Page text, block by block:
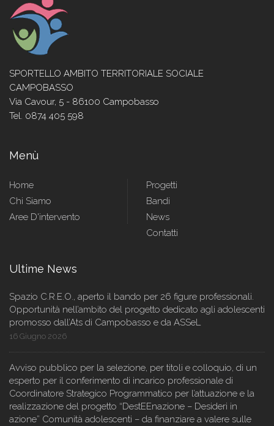
SPORTELLO AMBITO TERRITORIALE SOCIALE
CAMPOBASSO
Via Cavour, 5 - 86100 Campobasso
Tel. 0874 405 598
Menù
Home
Chi Siamo
Aree D'intervento
Progetti
Bandi
News
Contatti
Ultime News
Spazio C.R.E.O., aperto il bando per 26 figure professionali.
Opportunità nell’ambito del progetto dedicato agli adolescenti
promosso dall’Ats di Campobasso e da ASSeL
16 Giugno 2026
Avviso pubblico per la selezione, per titoli e colloquio, di un
esperto per il conferimento di incarico professionale di
Coordinatore Strategico Programmatico per l’attuazione e la
realizzazione del progetto “DestEEnazione – Desideri in
azione” Comunità adolescenti – da finanziare a valere sulle